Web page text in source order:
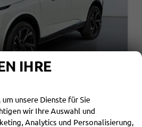
IHRE
unsere Dienste für Sie
wir Ihre Auswahl und
Analytics und Personalisierung,